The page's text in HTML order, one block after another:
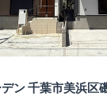
ン 千葉市美浜区